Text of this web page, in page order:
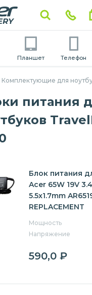
Планшет Телефон
Комплектующие для
питания
Блок питания
Acer 65W 19V
5.5x1.7mm
REPLACEMENT
Мощность
Напряжение
590,0 ₽